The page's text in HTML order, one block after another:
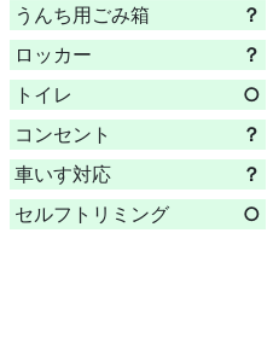
うんち用ごみ箱 ？
ロッカー
？
トイレ
○
コンセント
？
車いす対応
？
セルフトリミング
○